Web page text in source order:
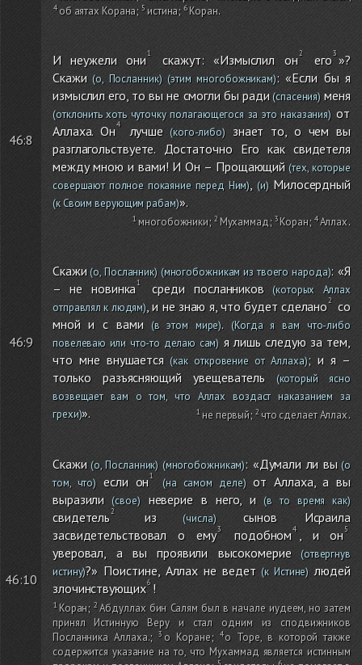
об аятах Корана; истина; Коран.
46:8
И неужели они скажут: «Измыслил он его »?
Скажи(о, Посланник)(этим многобожникам): «Если бы я
измыслил его, то вы не смогли бы ради(спасения) меня
(отклонить хоть чуточку полагающегося за это наказания) от
Аллаха. Он
лучше (кого-либо)знает то, о чем вы
разглагольствуете. Достаточно Его как свидетеля
между мною и вами! И Он – Прощающий (тех, которые
совершают полное покаяние перед Ним) (и)Милосердный
(к Своим верующим рабам)».
многобожники; Мухаммад; Коран; Аллах.
46:9
Скажи(о, Посланник)(многобожникам из твоего народа): «Я
– не новинка
среди посланников(которых Аллах
отправлял к людям) , и не знаю я, что будет сделано
со
мной и с вами(в этом мире). (Когда я вам что-либо
повелеваю или что-то делаю сам) я лишь следую за тем,
что мне внушается(как откровение от Аллаха); и я –
только разъясняющий увещеватель (который ясно
возвещает вам о том, что Аллах воздаст наказанием за
грехи)». не первый; что сделает Аллах.
46:10
Скажи(о, Посланник) (многобожникам): «Думали ли вы(о
том, что) если он (на самом деле)от Аллаха, а вы
выразили (свое)неверие в него, и (в то время как)
свидетель из(числа)сынов Исраила
засвидетельствовал о ему
подобном
, и он
уверовал, а вы проявили высокомерие(отвергнув
истину)?» Поистине, Аллах не ведет(к Истине) людей
злочинствующих !
Коран;
Абдуллах бин Салям был в начале иудеем, но затем
принял Истинную Веру и стал одним из сподвижников
Посланника Аллаха.; о Коране;
о Торе, в которой также
содержится указание на то, что Мухаммад является истинным